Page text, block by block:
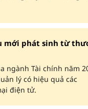
mới phát sinh từ
ngành Tài chính năm
lý có hiệu quả các
điện tử.